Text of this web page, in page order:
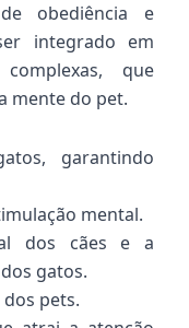
obediência e
integrado em
que
mente do pet.
garantindo
mental.
dos cães e a
gatos.
pets.